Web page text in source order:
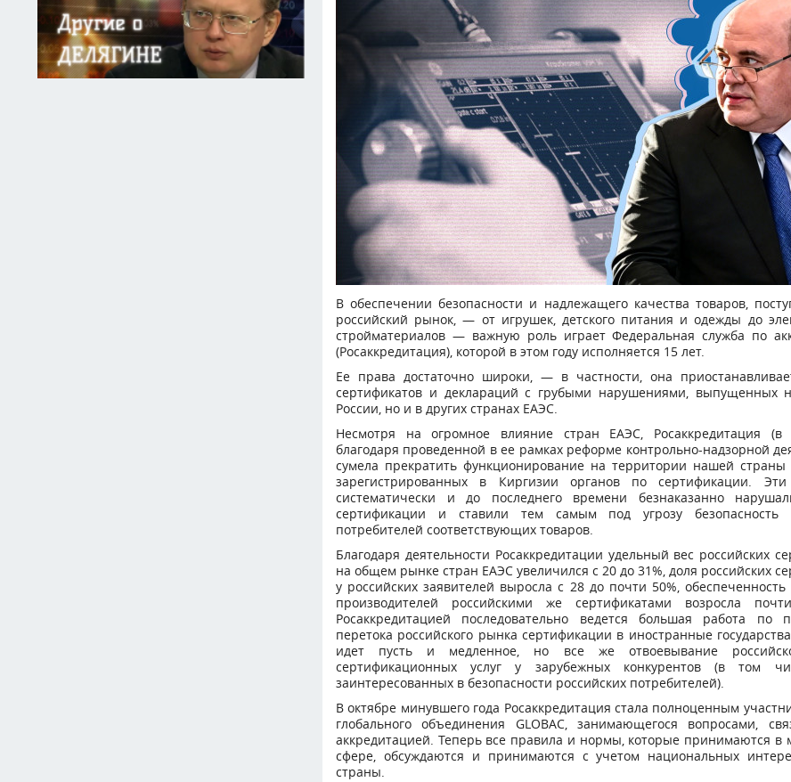
В обеспечении безопасности и надлежащего качества товаров,
российский рынок, — от игрушек, детского питания и одежды до
стройматериалов — важную роль играет Федеральная служба по
(Росаккредитация), которой в этом году исполняется 15 лет.
Ее права достаточно широки, — в частности, она
сертификатов и деклараций с грубыми нарушениями, выпущенных
России, но и в других странах ЕАЭС.
Несмотря на огромное влияние стран ЕАЭС, Росаккредитация
благодаря проведенной в ее рамках реформе контрольно-надзорной
сумела прекратить функционирование на территории нашей страны
зарегистрированных в Киргизии органов по сертификации. Эти
систематически и до последнего времени безнаказанно
сертификации и ставили тем самым под угрозу безопасность
потребителей соответствующих товаров.
Благодаря деятельности Росаккредитации удельный вес российских
на общем рынке стран ЕАЭС увеличился с 20 до 31%, доля российских
у российских заявителей выросла с 28 до почти 50%, обеспеченность
производителей российскими же сертификатами возросла
Росаккредитацией последовательно ведется большая работа по
перетока российского рынка сертификации в иностранные
идет пусть и медленное, но все же отвоевывание
сертификационных услуг у зарубежных конкурентов (в том
заинтересованных в безопасности российских потребителей).
В октябре минувшего года Росаккредитация стала полноценным
глобального объединения GLOBAC, занимающегося вопросами,
аккредитацией. Теперь все правила и нормы, которые принимаются в
сфере, обсуждаются и принимаются с учетом национальных
страны.